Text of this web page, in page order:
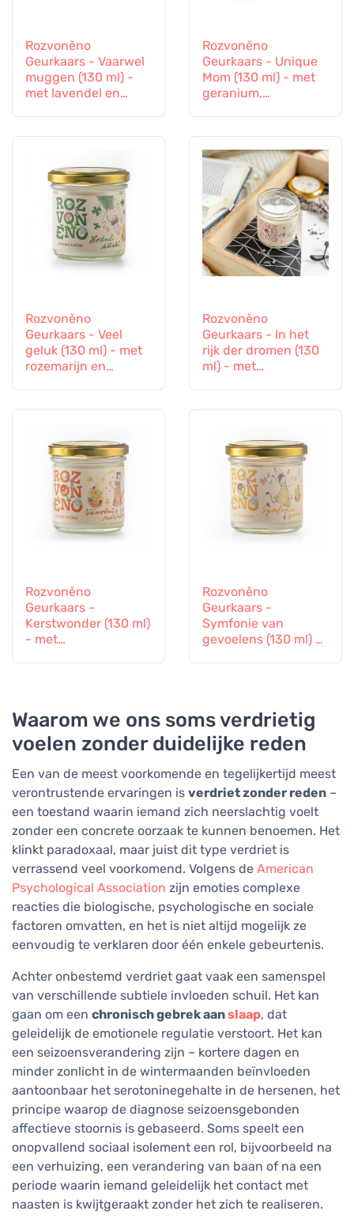
Rozvoněno
Geurkaars - Vaarwel
muggen (130 ml) -
met lavendel en
Rozvoněno
Geurkaars - Unique
Mom (130 ml) - met
geranium,
Rozvoněno
Geurkaars - Veel
geluk (130 ml) - met
rozemarijn en
Rozvoněno
Geurkaars - In het
rijk der dromen (130
ml) - met
Rozvoněno
Geurkaars -
Kerstwonder (130 ml)
- met
Rozvoněno
Geurkaars -
Symfonie van
gevoelens (130 ml) -
Waarom we ons soms verdrietig
voelen zonder duidelijke reden
Een van de meest voorkomende en tegelijkertijd meest
verontrustende ervaringen is verdriet zonder reden –
een toestand waarin iemand zich neerslachtig voelt
zonder een concrete oorzaak te kunnen benoemen. Het
klinkt paradoxaal, maar juist dit type verdriet is
verrassend veel voorkomend. Volgens de American
Psychological Association zijn emoties complexe
reacties die biologische, psychologische en sociale
factoren omvatten, en het is niet altijd mogelijk ze
eenvoudig te verklaren door één enkele gebeurtenis.
Achter onbestemd verdriet gaat vaak een samenspel
van verschillende subtiele invloeden schuil. Het kan
gaan om een chronisch gebrek aanslaap, dat
geleidelijk de emotionele regulatie verstoort. Het kan
een seizoensverandering zijn – kortere dagen en
minder zonlicht in de wintermaanden beïnvloeden
aantoonbaar het serotoninegehalte in de hersenen, het
principe waarop de diagnose seizoensgebonden
affectieve stoornis is gebaseerd. Soms speelt een
onopvallend sociaal isolement een rol, bijvoorbeeld na
een verhuizing, een verandering van baan of na een
periode waarin iemand geleidelijk het contact met
naasten is kwijtgeraakt zonder het zich te realiseren.